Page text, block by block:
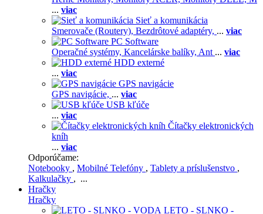
... viac
Sieť a komunikácia
Smerovače (Routery), Bezdrôtové adaptéry, ... viac
PC Software
Operačné systémy, Kancelárske balíky, Ant ... viac
HDD externé
... viac
GPS navigácie
GPS navigácie, ... viac
USB kľúče
... viac
Čítačky elektronických
kníh
... viac
Odporúčame:
Notebooky , Mobilné Telefóny , Tablety a príslušenstvo ,
Kalkulačky , ...
Hračky
Hračky
LETO - SLNKO -